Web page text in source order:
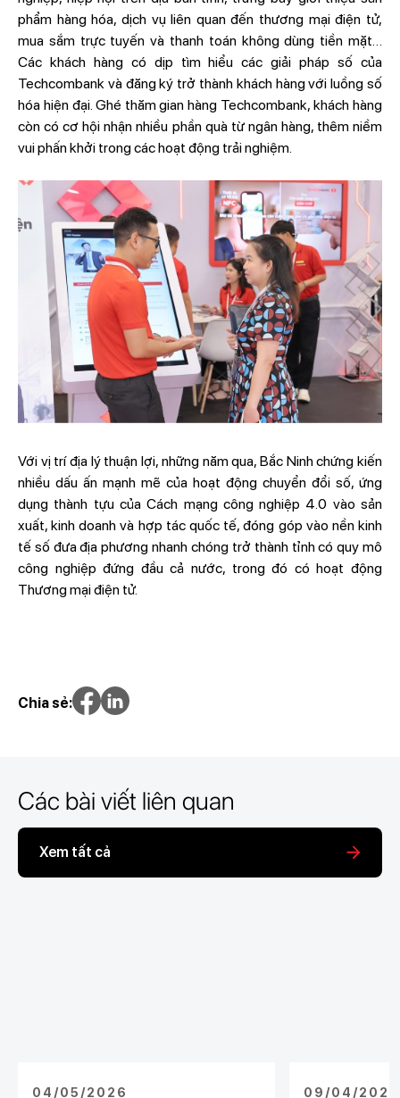
phẩm hàng hóa, dịch vụ liên quan đến thương mại điện tử,
mua sắm trực tuyến và thanh toán không dùng tiền mặt…
Các khách hàng có dịp tìm hiểu các giải pháp số của
Techcombank và đăng ký trở thành khách hàng với luồng số
hóa hiện đại. Ghé thăm gian hàng Techcombank, khách hàng
còn có cơ hội nhận nhiều phần quà từ ngân hàng, thêm niềm
vui phấn khởi trong các hoạt động trải nghiệm.
Với vị trí địa lý thuận lợi, những năm qua, Bắc Ninh chứng kiến
nhiều dấu ấn mạnh mẽ của hoạt động chuyển đổi số, ứng
dụng thành tựu của Cách mạng công nghiệp 4.0 vào sản
xuất, kinh doanh và hợp tác quốc tế, đóng góp vào nền kinh
tế số đưa địa phương nhanh chóng trở thành tỉnh có quy mô
công nghiệp đứng đầu cả nước, trong đó có hoạt động
Thương mại điện tử.
Chia sẻ:
Các bài viết liên quan
Xem tất cả
04/05/2026 09/04/2026